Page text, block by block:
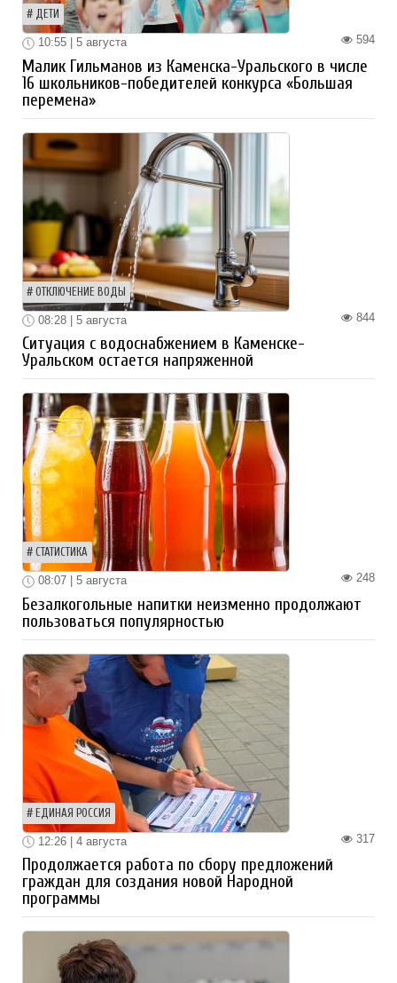
ДЕТИ
594
10:55 | 5 августа
Малик Гильманов из Каменска-Уральского в числе
16 школьников-победителей конкурса «Большая
перемена»
ОТКЛЮЧЕНИЕ ВОДЫ
844
08:28 | 5 августа
Ситуация с водоснабжением в Каменске-
Уральском остается напряженной
СТАТИСТИКА
248
08:07 | 5 августа
Безалкогольные напитки неизменно продолжают
пользоваться популярностью
ЕДИНАЯ РОССИЯ
317
12:26 | 4 августа
Продолжается работа по сбору предложений
граждан для создания новой Народной
программы